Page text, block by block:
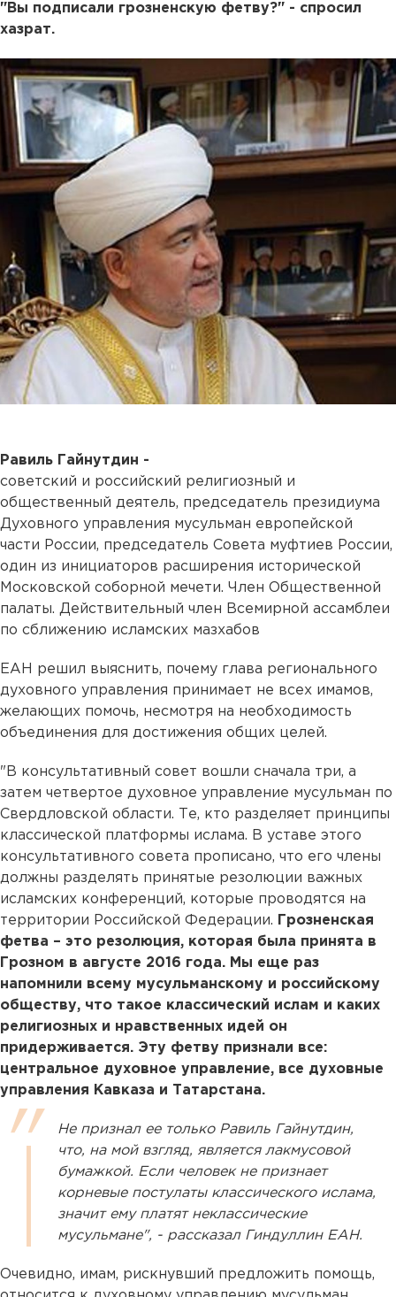
"Вы подписали грозненскую фетву?" - спросил
хазрат.
Равиль Гайнутдин -
советский и российский религиозный и
общественный деятель, председатель президиума
Духовного управления мусульман европейской
части России, председатель Совета муфтиев России,
один из инициаторов расширения исторической
Московской соборной мечети. Член Общественной
палаты. Действительный член Всемирной ассамблеи
по сближению исламских мазхабов
ЕАН решил выяснить, почему глава регионального
духовного управления принимает не всех имамов,
желающих помочь, несмотря на необходимость
объединения для достижения общих целей.
"В консультативный совет вошли сначала три, а
затем четвертое духовное управление мусульман по
Свердловской области. Те, кто разделяет принципы
классической платформы ислама. В уставе этого
консультативного совета прописано, что его члены
должны разделять принятые резолюции важных
исламских конференций, которые проводятся на
территории Российской Федерации. Грозненская
фетва – это резолюция, которая была принята в
Грозном в августе 2016 года. Мы еще раз
напомнили всему мусульманскому и российскому
обществу, что такое классический ислам и каких
религиозных и нравственных идей он
придерживается. Эту фетву признали все:
центральное духовное управление, все духовные
управления Кавказа и Татарстана.
Не признал ее только Равиль Гайнутдин,
что, на мой взгляд, является лакмусовой
бумажкой. Если человек не признает
корневые постулаты классического ислама,
значит ему платят неклассические
мусульмане", - рассказал Гиндуллин ЕАН.
Очевидно, имам, рискнувший предложить помощь,